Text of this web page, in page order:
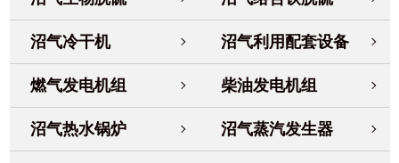
沼气冷干机 沼气利用配套设备
燃气发电机组 柴油发电机组
沼气热水锅炉 沼气蒸汽发生器